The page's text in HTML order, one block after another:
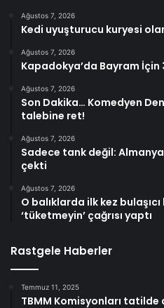
Ağustos 7, 2026
Kedi uyuşturucu kuryesi
Ağustos 7, 2026
Kapadokya’da Bayram İçin
Ağustos 7, 2026
Son Dakika… Komedyen
talebine ret!
Ağustos 7, 2026
Sadece tank değil:
çekti
Ağustos 7, 2026
O balıklarda ilk kez
‘tüketmeyin’ çağrısı yaptı
Rastgele Haberler
Temmuz 11, 2025
TBMM Komisyonları tatilde